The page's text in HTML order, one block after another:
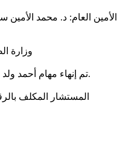
‐ تم إنهاء مهام أحمد ولد خطري مكلف بمهمة بديوان الوزير.